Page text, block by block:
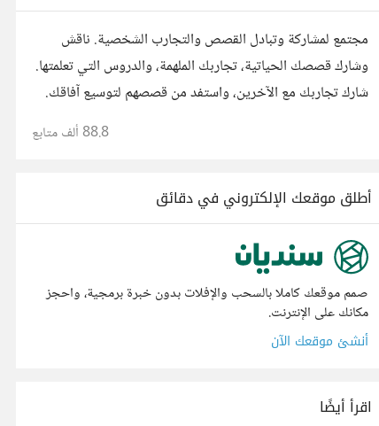
مجتمع لمشاركة وتبادل القصص والتجارب الشخصية. ناقش
وشارك قصصك الحياتية، تجاربك الملهمة، والدروس التي تعلمتها.
شارك تجاربك مع الآخرين، واستفد من قصصهم لتوسيع آفاقك.
88.8 ألف متابع
أطلق موقعك الإلكتروني في دقائق
صمم موقعك كاملا بالسحب والإفلات بدون خبرة برمجية، واحجز
مكانك على الإنترنت.
أنشئ موقعك الآن
اقرأ أيضًا